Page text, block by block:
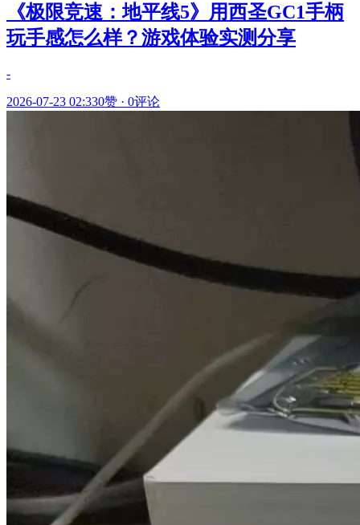
《极限竞速：地平线5》用西圣GC1手柄
玩手感怎么样？游戏体验实测分享
-
2026-07-23 02:330赞 · 0评论